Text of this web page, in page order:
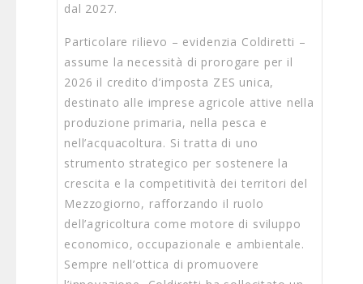
dal 2027.
Particolare rilievo – evidenzia Coldiretti –
assume la necessità di prorogare per il
2026 il credito d’imposta ZES unica,
destinato alle imprese agricole attive nella
produzione primaria, nella pesca e
nell’acquacoltura. Si tratta di uno
strumento strategico per sostenere la
crescita e la competitività dei territori del
Mezzogiorno, rafforzando il ruolo
dell’agricoltura come motore di sviluppo
economico, occupazionale e ambientale.
Sempre nell’ottica di promuovere